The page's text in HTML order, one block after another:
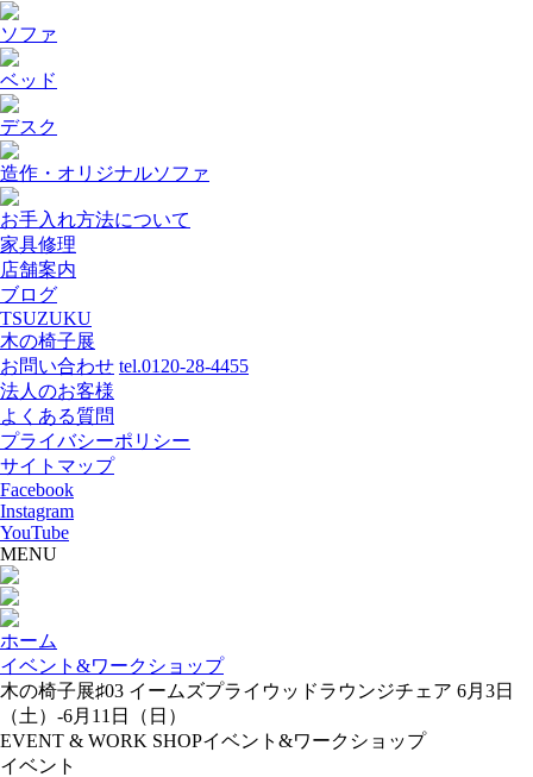
ソファ
ベッド
デスク
造作・オリジナルソファ
お手入れ方法について
家具修理
店舗案内
ブログ
TSUZUKU
木の椅子展
お問い合わせ tel.0120-28-4455
法人のお客様
よくある質問
プライバシーポリシー
サイトマップ
Facebook
Instagram
YouTube
MENU
ホーム
イベント&ワークショップ
木の椅子展♯03 イームズプライウッドラウンジチェア 6月3日
（土）-6月11日（日）
EVENT & WORK SHOPイベント&ワークショップ
イベント